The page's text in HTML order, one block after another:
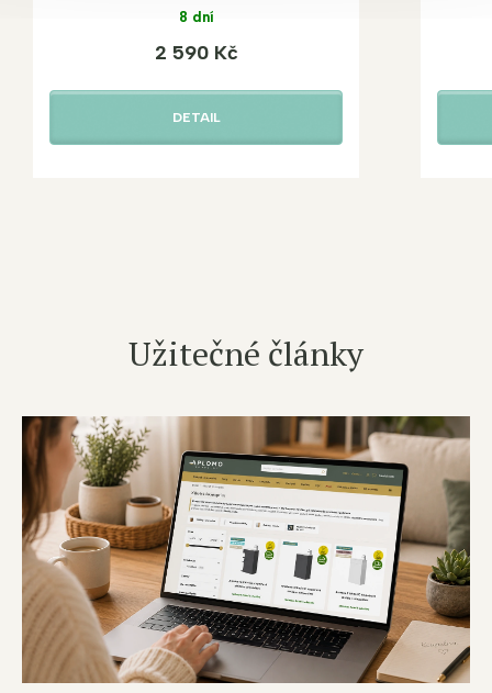
8 dní
2 590 Kč
DETAIL
Užitečné články